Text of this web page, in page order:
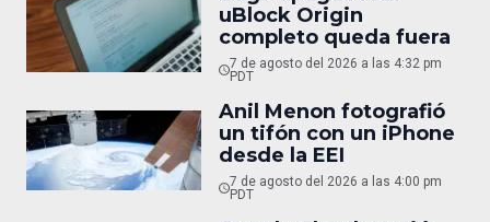
uBlock Origin
completo queda fuera
7 de agosto del 2026 a las 4:32 pm
PDT
Anil Menon fotografió
un tifón con un iPhone
desde la EEI
7 de agosto del 2026 a las 4:00 pm
PDT